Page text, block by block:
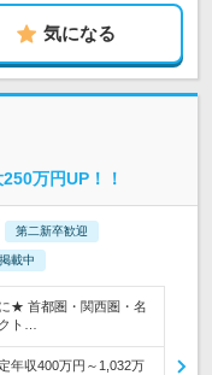
気になる
万円UP！！
第二新卒歓迎
載中
★ 首都圏・関西圏・名
ト…
年収400万円～1,032万